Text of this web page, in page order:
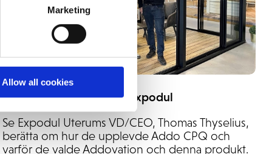
Marketing
Allow all cookies
CPQ Videointervju med Expodul
Se Expodul Uterums VD/CEO, Thomas Thyselius,
berätta om hur de upplevde Addo CPQ och
varför de valde Addovation och denna produkt.